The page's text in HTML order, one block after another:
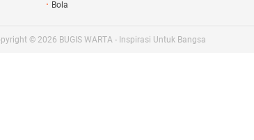
Bola
© 2026 BUGIS WARTA - Inspirasi Untuk Bangsa